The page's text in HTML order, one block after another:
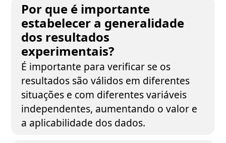
Por que é importante
estabelecer a generalidade
dos resultados
experimentais?
É importante para verificar se os
resultados são válidos em diferentes
situações e com diferentes variáveis
independentes, aumentando o valor e
a aplicabilidade dos dados.